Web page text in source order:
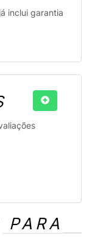
inclui garantia